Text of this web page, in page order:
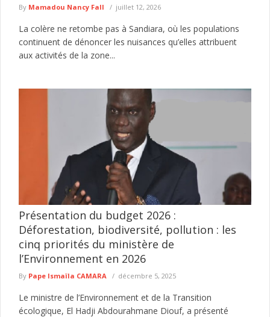
By Mamadou Nancy Fall juillet 12, 2026
La colère ne retombe pas à Sandiara, où les populations
continuent de dénoncer les nuisances qu’elles attribuent
aux activités de la zone...
Présentation du budget 2026 :
Déforestation, biodiversité, pollution : les
cinq priorités du ministère de
l’Environnement en 2026
By Pape Ismaïla CAMARA décembre 5, 2025
Le ministre de l’Environnement et de la Transition
écologique, El Hadji Abdourahmane Diouf, a présenté